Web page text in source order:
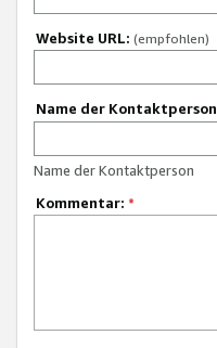
Website URL: (empfohlen)
Name der Kontaktperson
Name der Kontaktperson
Kommentar: *